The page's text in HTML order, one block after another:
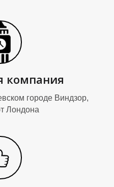
компания
городе Виндзор,
Лондона